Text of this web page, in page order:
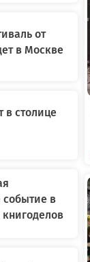
от
в Москве
в столице
событие в